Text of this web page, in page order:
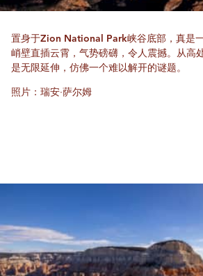
置身于Zion National Park峡谷底部，真是
峭壁直插云霄，气势磅礴，令人震撼。从高
是无限延伸，仿佛一个难以解开的谜题。
照片：瑞安·萨尔姆